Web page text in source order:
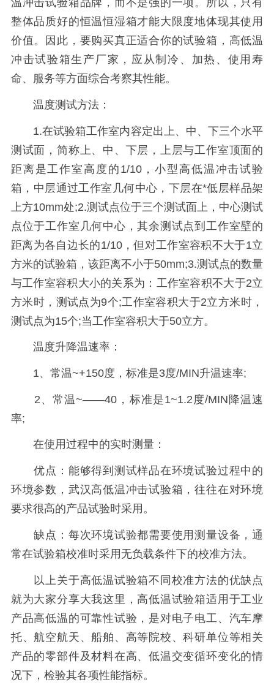
温冲击试验箱品牌，而不是强的一项。所以，只有
整体品质好的恒温恒湿箱才能大限度地体现其使用
价值。因此，要购买真正适合你的试验箱，高低温
冲击试验箱生产厂家，应从制冷、加热、使用寿
命、服务等方面综合考察其性能。
温度测试方法：
1.在试验箱工作室内容定出上、中、下三个水平
测试面，简称上、中、下层，上层与工作室顶面的
距离是工作室高度的1/10，小型高低温冲击试验
箱，中层通过工作室几何中心，下层在*低层样品架
上方10mm处;2.测试点位于三个测试面上，中心测试
点位于工作室几何中心，其余测试点到工作室壁的
距离为各自边长的1/10，但对工作室容积不大于1立
方米的试验箱，该距离不小于50mm;3.测试点的数量
与工作室容积大小的关系为：工作室容积不大于2立
方米时，测试点为9个;工作室容积大于2立方米时，
测试点为15个;当工作室容积大于50立方。
温度升降温速率：
1、常温~+150度，标准是3度/MIN升温速率;
2、常温~——40，标准是1~1.2度/MIN降温速
率;
在使用过程中的实时测量：
优点：能够得到测试样品在环境试验过程中的
环境参数，武汉高低温冲击试验箱，往往在对环境
要求很高的产品试验时采用。
缺点：每次环境试验都需要使用测量设备，通
常在试验箱校准时采用无负载条件下的校准方法。
以上关于高低温试验箱不同校准方法的优缺点
就为大家分享大我这里，高低温试验箱适用于工业
产品高低温的可靠性试验，是对电子电工、汽车摩
托、航空航天、船舶、高等院校、科研单位等相关
产品的零部件及材料在高、低温交变循环变化的情
况下，检验其各项性能指标。